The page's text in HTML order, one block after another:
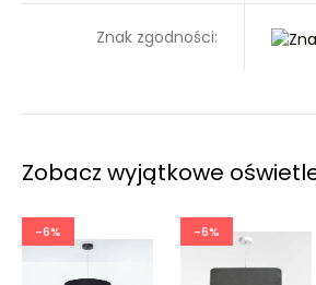
Znak zgodności:
Zobacz wyjątkowe
-6% -6%